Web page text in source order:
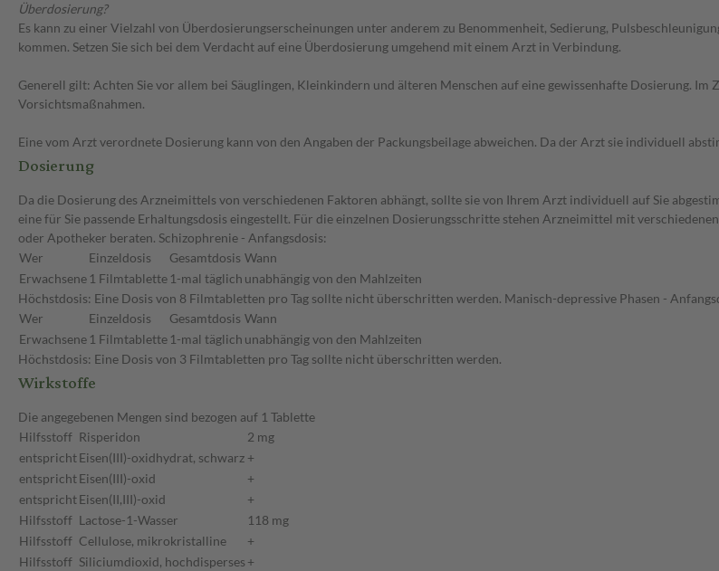
Überdosierung?
Es kann zu einer Vielzahl von Überdosierungserscheinungen unter anderem zu Benommenheit, Sedierung,
kommen. Setzen Sie sich bei dem Verdacht auf eine Überdosierung umgehend mit einem Arzt in Verbindung.
Generell gilt: Achten Sie vor allem bei Säuglingen, Kleinkindern und älteren Menschen auf eine gewissenhafte Dosierung.
Vorsichtsmaßnahmen.
Eine vom Arzt verordnete Dosierung kann von den Angaben der Packungsbeilage abweichen. Da der Arzt sie individuell
Dosierung
Da die Dosierung des Arzneimittels von verschiedenen Faktoren abhängt, sollte sie von Ihrem Arzt individuell auf Sie
eine für Sie passende Erhaltungsdosis eingestellt. Für die einzelnen Dosierungsschritte stehen Arzneimittel mit
oder Apotheker beraten. Schizophrenie - Anfangsdosis:
Wer
Einzeldosis Gesamtdosis Wann
Erwachsene 1 Filmtablette 1-mal täglich unabhängig von den Mahlzeiten
Höchstdosis: Eine Dosis von 8 Filmtabletten pro Tag sollte nicht überschritten werden. Manisch-depressive Phasen -
Wer
Einzeldosis Gesamtdosis Wann
Erwachsene 1 Filmtablette 1-mal täglich unabhängig von den Mahlzeiten
Höchstdosis: Eine Dosis von 3 Filmtabletten pro Tag sollte nicht überschritten werden.
Wirkstoffe
Die angegebenen Mengen sind bezogen auf 1 Tablette
Hilfsstoff Risperidon
2 mg
entsprichtEisen(III)-oxidhydrat, schwarz +
entsprichtEisen(III)-oxid
+
entsprichtEisen(II,III)-oxid
+
Hilfsstoff Lactose-1-Wasser
118 mg
Hilfsstoff Cellulose, mikrokristalline
+
Hilfsstoff Siliciumdioxid, hochdisperses +